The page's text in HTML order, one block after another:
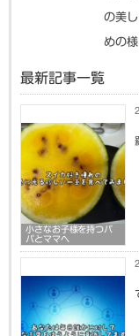
の美
めの
最新記事一覧
小さなお子様を持つパ
パとママへ